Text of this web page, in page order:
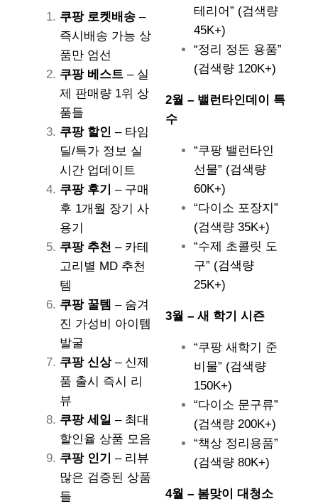
쿠팡 로켓배송 –
즉시배송 가능 상
품만 엄선
쿠팡 베스트 – 실
제 판매량 1위 상
품들
쿠팡 할인 – 타임
딜/특가 정보 실
시간 업데이트
쿠팡 후기
– 구매
후 1개월 장기 사
용기
쿠팡 추천 – 카테
고리별 MD 추천
템
쿠팡 꿀템 – 숨겨
진 가성비 아이템
발굴
쿠팡 신상– 신제
품 출시 즉시 리
뷰
쿠팡 세일 – 최대
할인율 상품 모음
쿠팡 인기
– 리뷰
많은 검증된 상품
들
테리어” (검색량
45K+)
“정리 정돈 용품”
(검색량 120K+)
2월 – 밸런타인데이 특
수
“쿠팡 밸런타인
선물” (검색량
60K+)
“다이소 포장지”
(검색량 35K+)
“수제 초콜릿 도
구” (검색량
25K+)
3월 – 새 학기 시즌
“쿠팡 새학기 준
비물” (검색량
150K+)
“다이소 문구류”
(검색량 200K+)
“책상 정리용품”
(검색량 80K+)
4월 – 봄맞이 대청소